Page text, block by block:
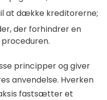
at dække kreditorerne;
der forhindrer en
principper og giver
anvendelse. Hverken
fastsætter et